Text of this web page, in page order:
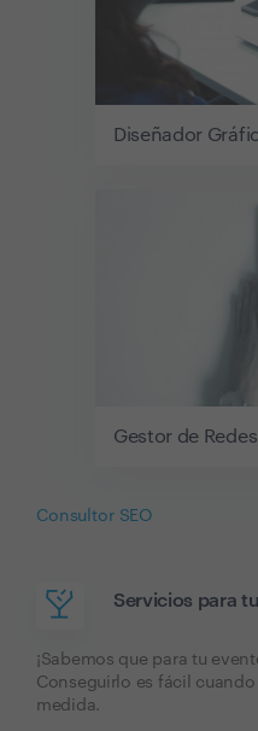
Diseñador
Gestor de
Consultor SEO
Servicios para
¡Sabemos que para tu
Conseguirlo es fácil
medida.